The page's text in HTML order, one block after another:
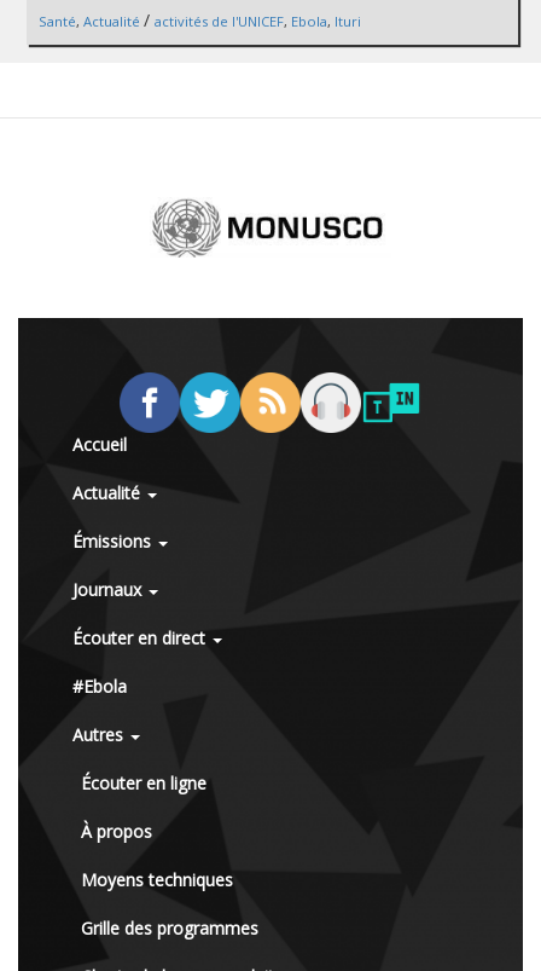
Santé, Actualité / activités de l'UNICEF, Ebola, Ituri
Accueil
Actualité
Émissions
Journaux
Écouter en direct
#Ebola
Autres
Écouter en ligne
À propos
Moyens techniques
Grille des programmes